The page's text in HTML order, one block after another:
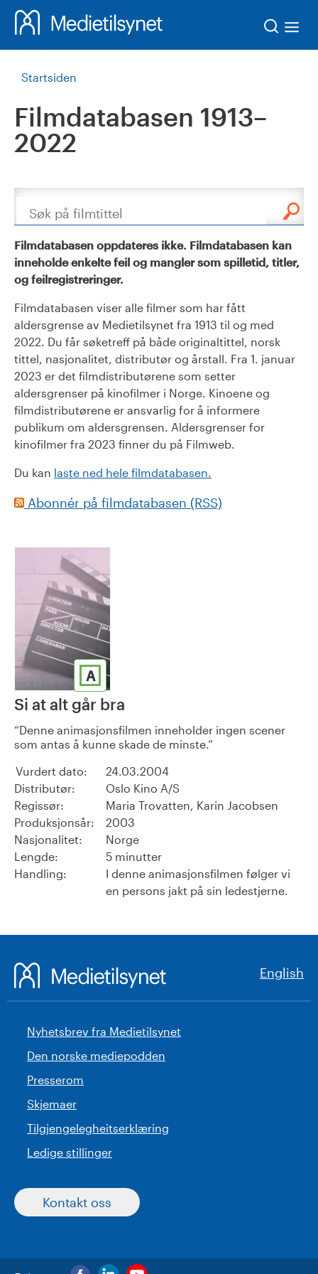
Startsiden
Filmdatabasen 1913–
2022
Søk
Filmdatabasen oppdateres ikke. Filmdatabasen kan
inneholde enkelte feil og mangler som spilletid, titler,
og feilregistreringer.
Filmdatabasen viser alle filmer som har fått
aldersgrense av Medietilsynet fra 1913 til og med
2022. Du får søketreff på både originaltittel, norsk
tittel, nasjonalitet, distributør og årstall. Fra 1. januar
2023 er det filmdistributørene som setter
aldersgrenser på kinofilmer i Norge. Kinoene og
filmdistributørene er ansvarlig for å informere
publikum om aldersgrensen. Aldersgrenser for
kinofilmer fra 2023 finner du på Filmweb.
Du kan laste ned hele filmdatabasen.
Abonnér på filmdatabasen (RSS)
A
Si at alt går bra
Denne animasjonsfilmen inneholder ingen scener
som antas å kunne skade de minste.
Vurdert dato:
24.03.2004
Distributør:
Oslo Kino A/S
Regissør:
Maria Trovatten, Karin Jacobsen
Produksjonsår:
2003
Nasjonalitet:
Norge
Lengde:
5 minutter
Handling:
I denne animasjonsfilmen følger vi
en persons jakt på sin ledestjerne.
English
Nyhetsbrev fra Medietilsynet
Den norske mediepodden
Presserom
Skjemaer
Tilgjengelegheitserklæring
Ledige stillinger
Kontakt oss